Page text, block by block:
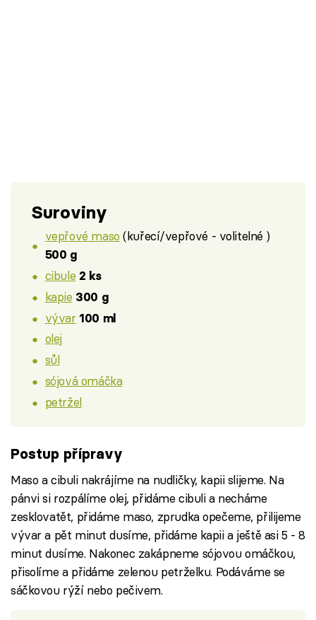
Suroviny
vepřové maso (kuřecí/vepřové - volitelné )
500 g
cibule 2 ks
kapie 300 g
vývar 100 ml
olej
sůl
sójová omáčka
petržel
Postup přípravy
Maso a cibuli nakrájíme na nudličky, kapii slijeme. Na
pánvi si rozpálíme olej, přidáme cibuli a necháme
zesklovatět, přidáme maso, zprudka opečeme, přilijeme
vývar a pět minut dusíme, přidáme kapii a ještě asi 5 - 8
minut dusíme. Nakonec zakápneme sójovou omáčkou,
přisolíme a přidáme zelenou petrželku. Podáváme se
sáčkovou rýží nebo pečivem.